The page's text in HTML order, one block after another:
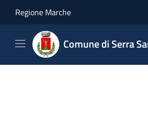
Regione Marche
Comune di Serra